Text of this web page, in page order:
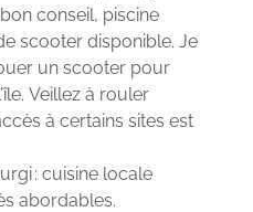
conseil, piscine
scooter disponible. Je
un scooter pour
Veillez à rouler
à certains sites est
: cuisine locale
abordables.